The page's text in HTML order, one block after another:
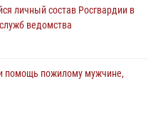
личный состав Росгвардии в
ведомства
помощь пожилому мужчине,